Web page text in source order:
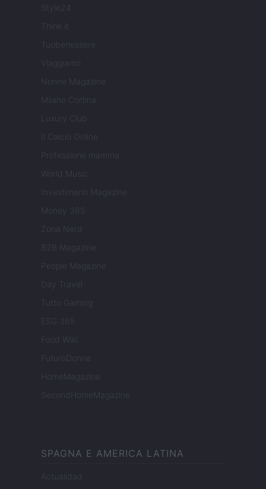
Style24
Think.it
Tuobenessere
Viaggiamo
Nonne Magazine
Milano Cortina
Luxury Club
Il Calcio Online
Professione mamma
World Music
Investimenti Magazine
Money 365
Zona Nerd
B2B Magazine
People Magazine
Day Travel
Tutto Gaming
ESG 365
Food Wiki
FuturoDonna
HomeMagazine
SecondHomeMagazine
SPAGNA E AMERICA LATINA
Actualidad